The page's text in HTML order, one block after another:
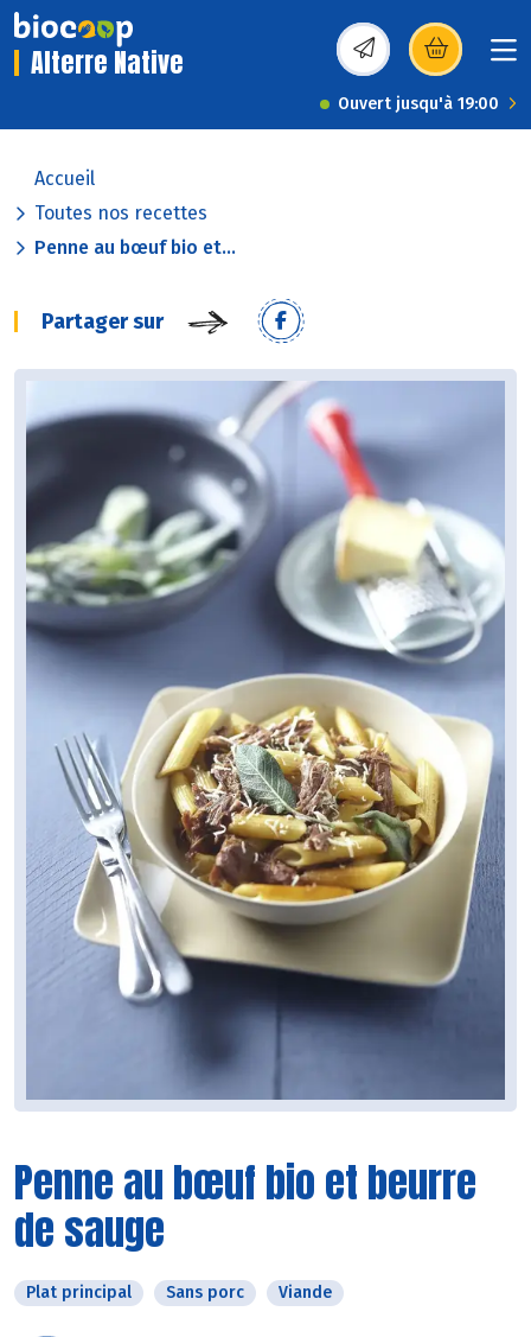
Alterre Native (s’ouvre dans une
Ouvert jusqu'à 19:00
Accueil
Toutes nos recettes
Penne au bœuf bio et...
Partager sur
Penne au bœuf bio et beurre
de sauge
Plat principal Sans porc Viande